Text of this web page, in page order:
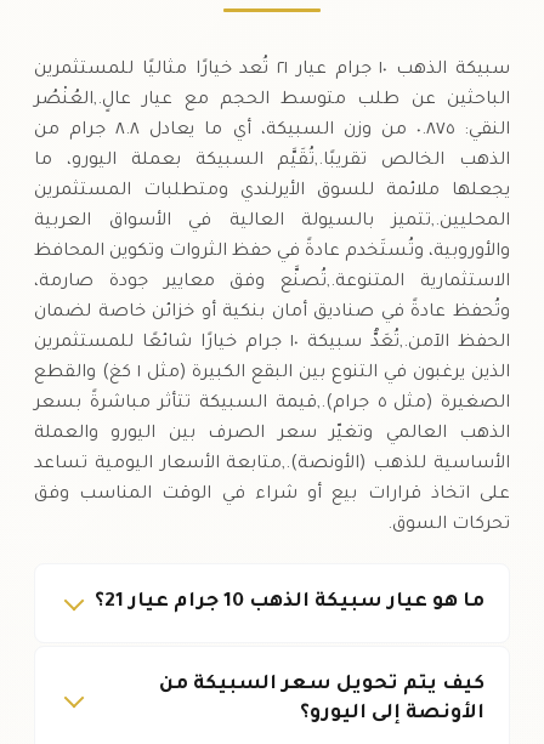
سبيكة الذهب ١٠ جرام عيار ٢١ تُعد خيارًا مثاليًا للمستثمرين
الباحثين عن طلب متوسط الحجم مع عيار عالٍ.,العُنْصُر
النقي: ٠.٨٧٥ من وزن السبيكة، أي ما يعادل ٨.٨ جرام من
الذهب الخالص تقريبًا.,تُقَيَّم السبيكة بعملة اليورو، ما
يجعلها ملائمة للسوق الأيرلندي ومتطلبات المستثمرين
المحليين.,تتميز بالسيولة العالية في الأسواق العربية
والأوروبية، وتُستَخدم عادةً في حفظ الثروات وتكوين المحافظ
الاستثمارية المتنوعة.,تُصنَّع وفق معايير جودة صارمة،
وتُحفظ عادةً في صناديق أمان بنكية أو خزائن خاصة لضمان
الحفظ الآمن.,تُعَدُّ سبيكة ١٠ جرام خيارًا شائعًا للمستثمرين
الذين يرغبون في التنوع بين البقع الكبيرة (مثل ١ كغ) والقطع
الصغيرة (مثل ٥ جرام).,قيمة السبيكة تتأثر مباشرةً بسعر
الذهب العالمي وتغيّر سعر الصرف بين اليورو والعملة
الأساسية للذهب (الأونصة).,متابعة الأسعار اليومية تساعد
على اتخاذ قرارات بيع أو شراء في الوقت المناسب وفق
تحركات السوق.
ما هو عيار سبيكة الذهب 10 جرام عيار 21؟
كيف يتم تحويل سعر السبيكة من
الأونصة إلى اليورو؟